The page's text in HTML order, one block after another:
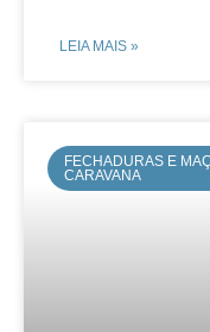
LEIA MAIS »
FECHADURAS E
CARAVANA